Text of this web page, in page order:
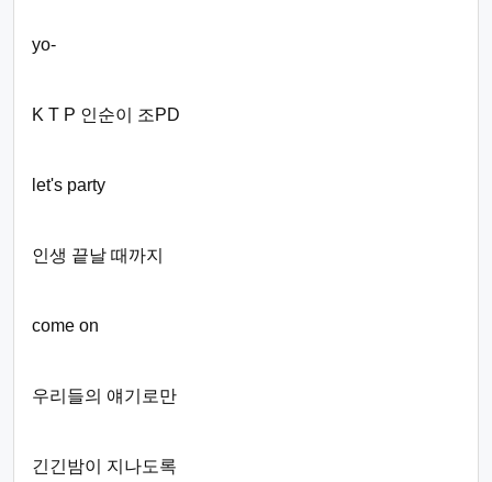
yo-
K T P 인순이 조PD
let's party
인생 끝날 때까지
come on
우리들의 얘기로만
긴긴밤이 지나도록